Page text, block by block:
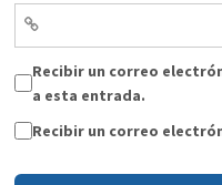
Recibir un correo
a esta entrada.
Recibir un correo